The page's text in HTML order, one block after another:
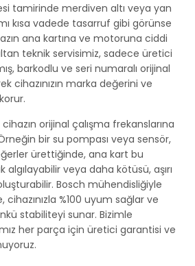
tamirinde merdiven altı veya yan
kısa vadede tasarruf gibi görünse
ana kartına ve motoruna ciddi
teknik servisimiz, sadece üretici
barkodlu ve seri numaralı orijinal
cihazınızın marka değerini ve
orijinal çalışma frekanslarına
bir su pompası veya sensör,
ürettiğinde, ana kart bu
algılayabilir veya daha kötüsü, aşırı
Bosch mühendisliğiyle
%100 uyum sağlar ve
stabiliteyi sunar. Bizimle
her parça için üretici garantisi ve